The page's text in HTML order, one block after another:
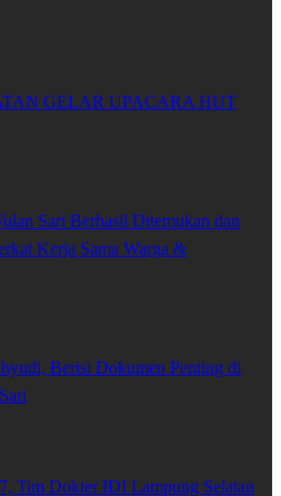
GELAR UPACARA HUT
Sari Berhasil Ditemukan dan
Kerja Sama Warga &
Berisi Dokumen Penting di
Tim Dokter IDI Lampung Selatan